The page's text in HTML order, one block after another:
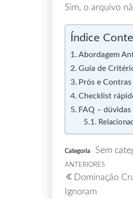
Sim, o arquivo
Índice
Abordagem
Guia de
Prós e
Checklist
FAQ –
Categoria Sem
ANTERIORES
Dominação
Ignoram